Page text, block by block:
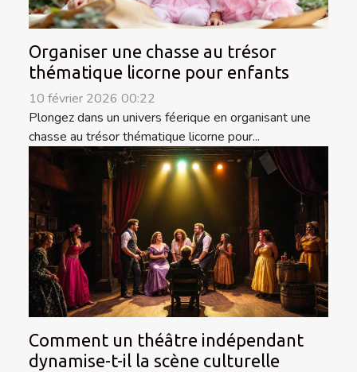
Organiser une chasse au trésor
thématique licorne pour enfants
10 février 2026 00:22
Plongez dans un univers féerique en organisant une
chasse au trésor thématique licorne pour...
Comment un théâtre indépendant
dynamise-t-il la scène culturelle